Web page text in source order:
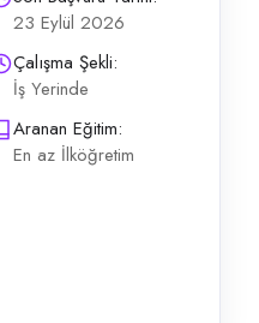
23 Eylül 2026
Çalışma Şekli:
İş Yerinde
Aranan Eğitim:
En az İlköğretim